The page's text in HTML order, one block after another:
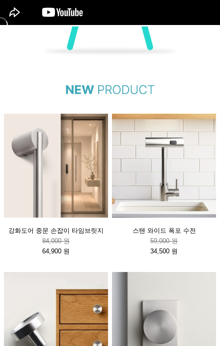
강화도어 중문 손잡이 타임브릿지
84,000 원
64,900 원
스텐 와이드 폭포 수전
59,000 원
34,500 원